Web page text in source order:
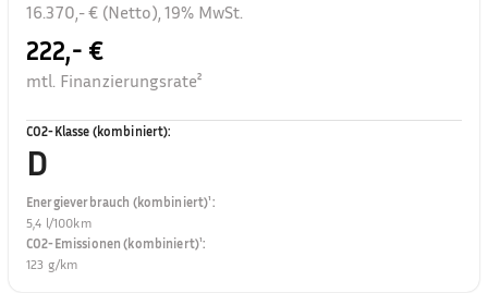
16.370,- € (Netto), 19% MwSt.
222,- €
mtl. Finanzierungsrate²
CO2-Klasse (kombiniert):
D
Energieverbrauch (kombiniert)¹:
5,4 l/100km
CO2-Emissionen (kombiniert)¹:
123 g/km